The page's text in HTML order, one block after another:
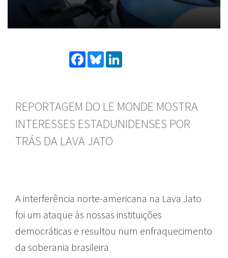
Facebook
Bluesky
REPORTAGEM DO LE MONDE MOSTRA
INTERESSES ESTADUNIDENSES POR
TRÁS DA LAVA JATO
A interferência norte-americana na Lava Jato
foi um ataque às nossas instituições
democráticas e resultou num enfraquecimento
da soberania brasileira